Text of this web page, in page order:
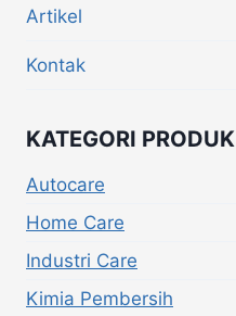
Artikel
Kontak
KATEGORI PRODUK
Autocare
Home Care
Industri Care
Kimia Pembersih